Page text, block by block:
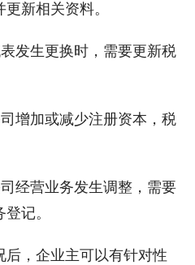
新相关资料。
发生更换时，需要更新税
增加或减少注册资本，税
经营业务发生调整，需要
记。
后，企业主可以有针对性